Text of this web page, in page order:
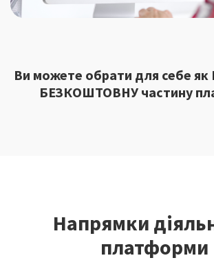
Ви можете обрати для себе як
БЕЗКОШТОВНУ частину
Напрямки
платформи